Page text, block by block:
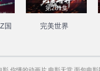
国
第281集
完美世界